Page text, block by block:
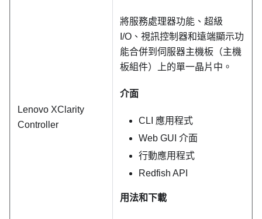
Lenovo XClarity
Controller
將服務處理器功能、超級
I/O、視訊控制器和遠端顯示功
能合併到伺服器主機板（主機
板組件）上的單一晶片中。
介面
CLI 應用程式
Web GUI 介面
行動應用程式
Redfish API
用法和下載